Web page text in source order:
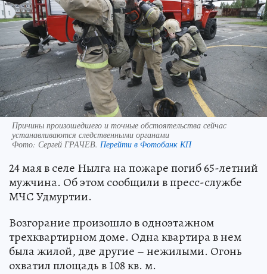
Причины произошедшего и точные обстоятельства сейчас
устанавливаются следственными органами
Фото: Сергей ГРАЧЕВ. Перейти в Фотобанк КП
24 мая в селе Нылга на пожаре погиб 65-летний
мужчина. Об этом сообщили в пресс-службе
МЧС Удмуртии.
Возгорание произошло в одноэтажном
трехквартирном доме. Одна квартира в нем
была жилой, две другие – нежилыми. Огонь
охватил площадь в 108 кв. м.